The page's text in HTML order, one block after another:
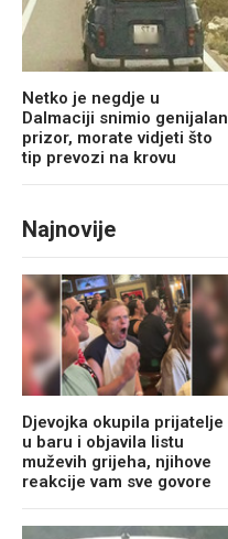
Netko je negdje u
Dalmaciji snimio genijalan
prizor, morate vidjeti što
tip prevozi na krovu
Najnovije
Djevojka okupila prijatelje
u baru i objavila listu
muževih grijeha, njihove
reakcije vam sve govore